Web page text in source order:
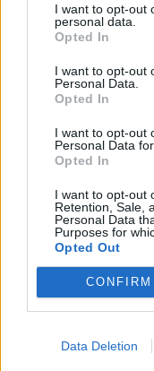
I want to opt-out
personal data.
Opted In
I want to opt-out
Personal Data.
Opted In
I want to opt-out
Personal Data
Opted In
I want to opt-out
Retention, Sale,
Personal Data
Purposes for
Opted Out
CONFIRM
Data Deletion
2
syksyn sää